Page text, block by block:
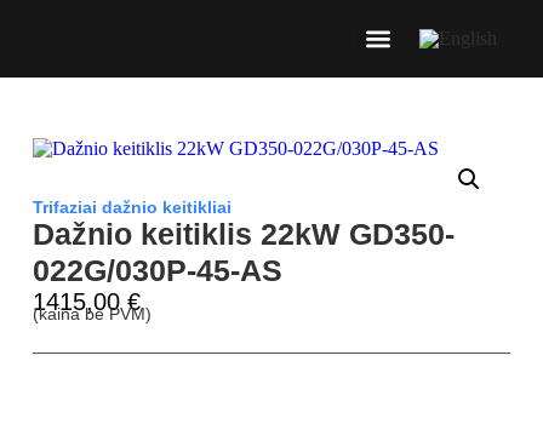
Trifaziai dažnio keitikliai
Dažnio keitiklis 22kW GD350-
022G/030P-45-AS
1415,00€
(kaina be PVM)